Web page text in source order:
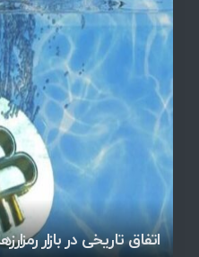
چرا سرعت تراکنش‌ها در
آخرین وضعیت بازار
تهدید بیت‌کوین
اتفاق تاریخی در بازار
۱۴۰۵ | بیت‌کوین این
تغییر می‌کند
کدامند؟
اتفاق مهم در بازار
تازه‌ترین رسوایی ارز
میز / ۶۲۲ بیت‌کوین کجا رفت؟
بحران بدهی شرکت‌ها و
دلار بیت‌کوین